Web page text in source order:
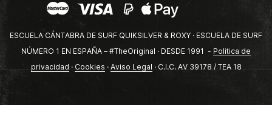
ESCUELA CÁNTABRA DE SURF QUIKSILVER & ROXY · ESCUELA DE SURF
NÚMERO 1 EN ESPAÑA – #TheOriginal · DESDE 1991 - Politica de
privacidad · Cookies · Aviso Legal · C.I.C. AV 39178 / TEA 18